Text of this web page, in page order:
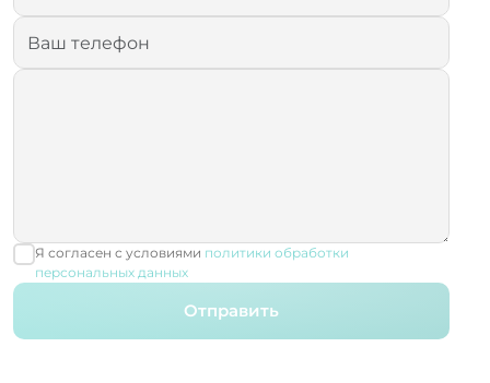
Я согласен с условиями политики обработки
персональных данных
Отправить